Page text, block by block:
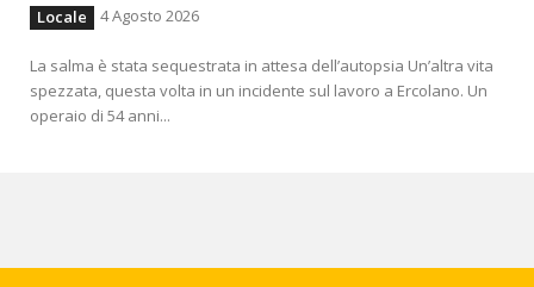
Locale 4 Agosto 2026
La salma è stata sequestrata in attesa dell’autopsia Un’altra vita
spezzata, questa volta in un incidente sul lavoro a Ercolano. Un
operaio di 54 anni...